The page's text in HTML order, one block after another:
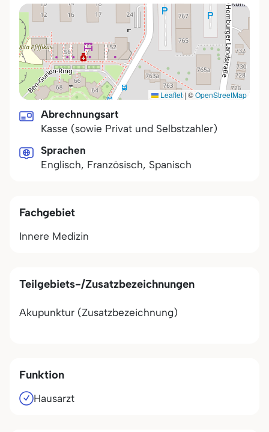
Leaflet | ©OpenStreetMap
Abrechnungsart
Kasse (sowie Privat und Selbstzahler)
Sprachen
Englisch, Französisch, Spanisch
Fachgebiet
Innere Medizin
Teilgebiets-/Zusatzbezeichnungen
Akupunktur (Zusatzbezeichnung)
Funktion
Hausarzt